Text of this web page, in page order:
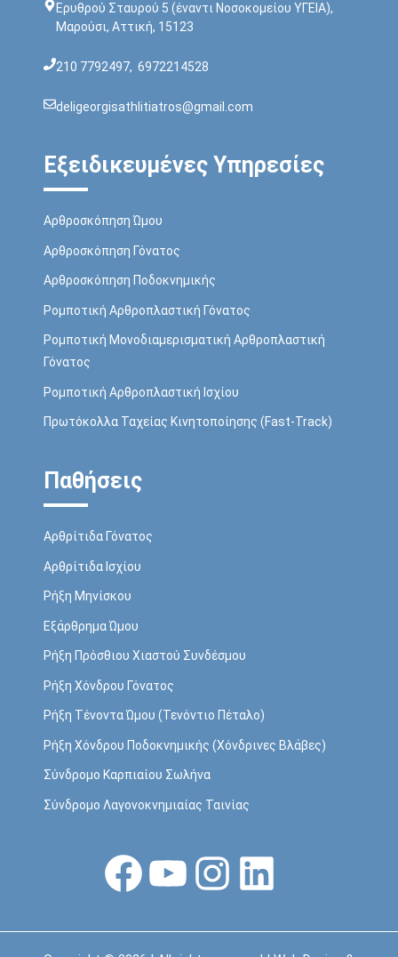
Ερυθρού Σταυρού 5 (έναντι Νοσοκoμείου ΥΓΕΙΑ),
Μαρούσι, Αττική, 15123
210 7792497, 6972214528
deligeorgisathlitiatros@gmail.com
Εξειδικευμένες Υπηρεσίες
Αρθροσκόπηση Ώμου
Αρθροσκόπηση Γόνατος
Αρθροσκόπηση Ποδοκνημικής
Ρομποτική Αρθροπλαστική Γόνατος
Ρομποτική Μονοδιαμερισματική Αρθροπλαστική
Γόνατος
Ρομποτική Αρθροπλαστική Ισχίου
Πρωτόκολλα Ταχείας Κινητοποίησης (Fast-Track)
Παθήσεις
Αρθρίτιδα Γόνατος
Αρθρίτιδα Ισχίου
Ρήξη Mηνίσκου
Εξάρθρημα Ώμου
Ρήξη Πρόσθιου Χιαστού Συνδέσμου
Ρήξη Χόνδρου Γόνατος
Ρήξη Τένοντα Ώμου (Τενόντιο Πέταλο)
Ρήξη Χόνδρου Ποδοκνημικής (Χόνδρινες Βλάβες)
Σύνδρομο Καρπιαίου Σωλήνα
Σύνδρομο Λαγονοκνημιαίας Ταινίας
FacebookYouTubeInstagramLinkedin